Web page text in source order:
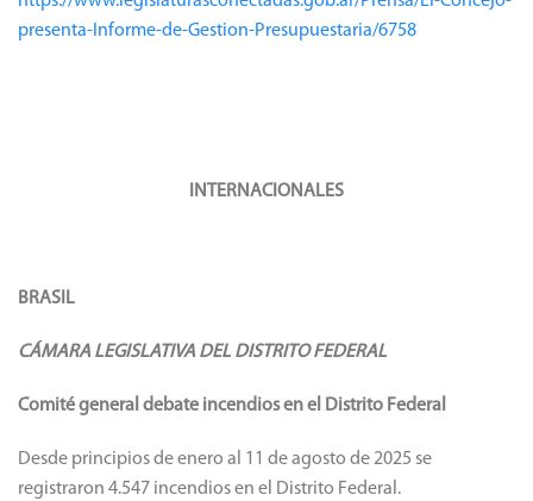
presenta-Informe-de-Gestion-Presupuestaria/6758
INTERNACIONALES
BRASIL
CÁMARA LEGISLATIVA DEL DISTRITO FEDERAL
Comité general debate incendios en el Distrito Federal
Desde principios de enero al 11 de agosto de 2025 se
registraron 4.547 incendios en el Distrito Federal.